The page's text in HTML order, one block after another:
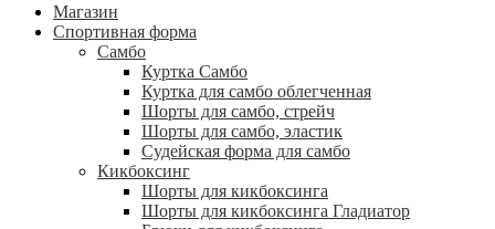
Магазин
Спортивная форма
Самбо
Куртка Самбо
Куртка для самбо облегченная
Шорты для самбо, стрейч
Шорты для самбо, эластик
Судейская форма для самбо
Кикбоксинг
Шорты для кикбоксинга
Шорты для кикбоксинга Гладиатор